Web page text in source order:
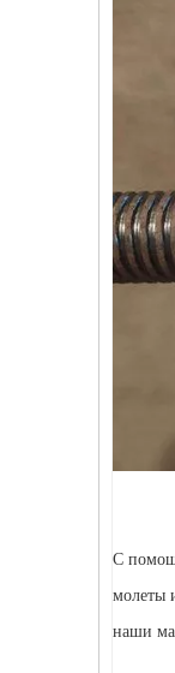
С
молеты
наши